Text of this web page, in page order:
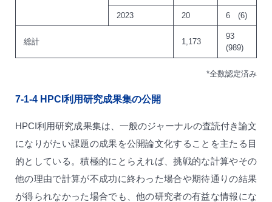
2023 20 6 (6)
総計 1,173
93
(989)
*全数認定済み
7-1-4 HPCI利用研究成果集の公開
HPCI利用研究成果集は、一般のジャーナルの査読付き論文
になりがたい課題の成果を公開論文化することを主たる目
的としている。積極的にとらえれば、挑戦的な計算やその
他の理由で計算が不成功に終わった場合や期待通りの結果
が得られなかった場合でも、他の研究者の有益な情報にな